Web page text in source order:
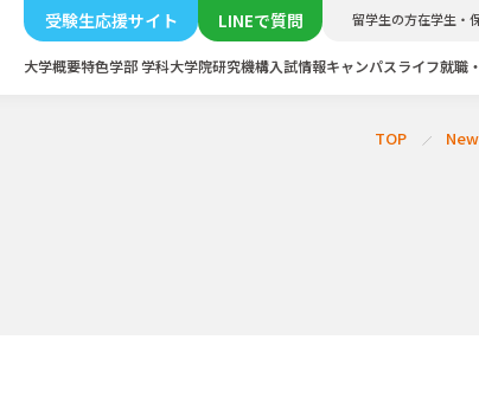
受験生応援サイト LINEで質問 留学生の方在学生・
大学概要特色学部 学科大学院研究機構入試情報キャンパスライフ就職
TOP